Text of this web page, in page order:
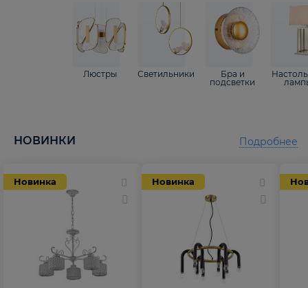
Люстры Светильники
Бра и
подсветки
НОВИНКИ
Новинка Новинка
Подробнее